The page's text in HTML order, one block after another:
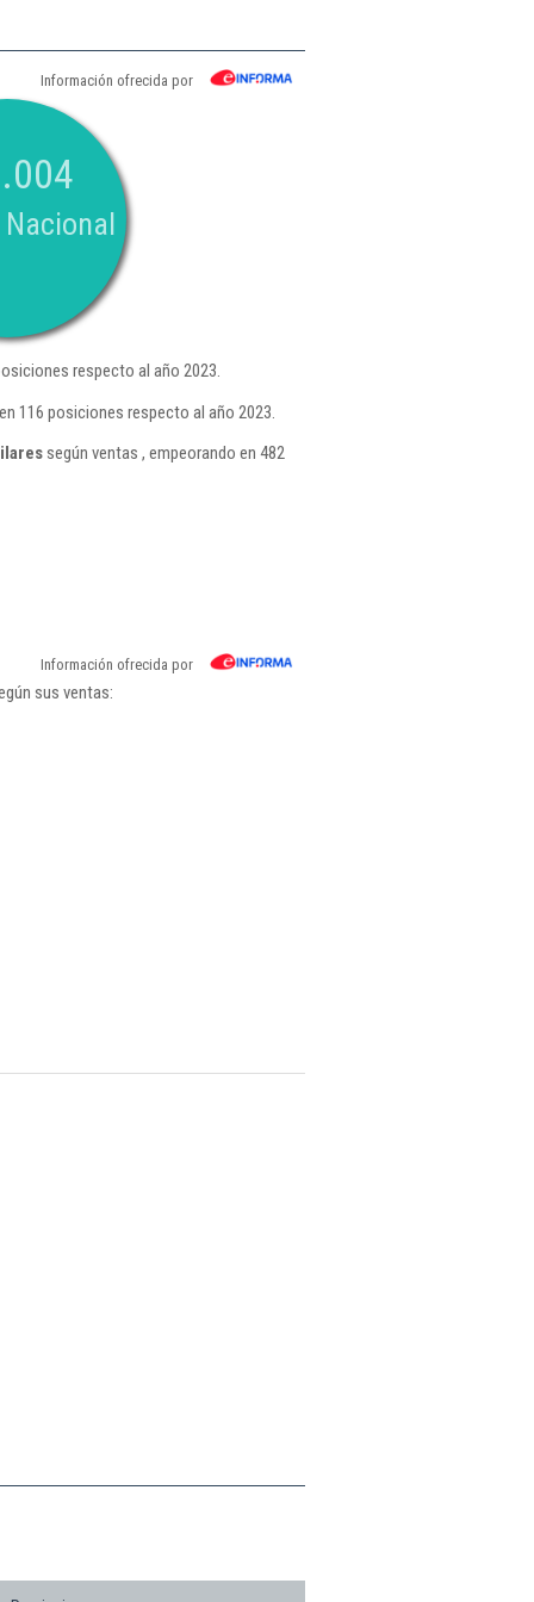
Información ofrecida por
respecto al año 2023.
116 posiciones respecto al año 2023.
según ventas , empeorando en 482
Información ofrecida por
sus ventas: